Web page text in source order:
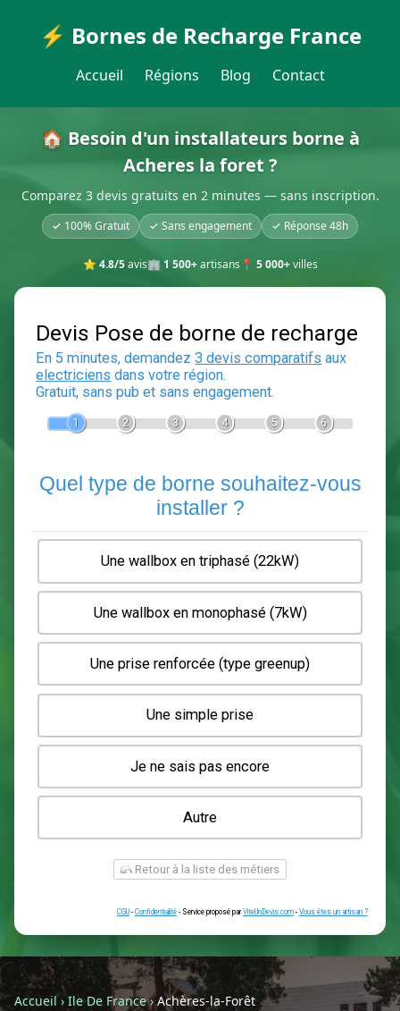
⚡ Bornes de Recharge France
Accueil Régions Blog Contact
🏠 Besoin d'un installateurs borne à
Acheres la foret ?
Comparez 3 devis gratuits en 2 minutes — sans inscription.
✓ 100% Gratuit ✓ Sans engagement ✓ Réponse 48h
⭐ 4.8/5avis🏢 1 500+artisans 📍 5 000+villes
Devis Pose de borne de
En 5 minutes, demandez3 devis comparatifs
Gratuit, sans pub et sans engagement.
2 3 6
Quel type de borne souhaitez-
installer ?
Une wallbox en triphasé (22kW)
Une wallbox en monophasé (7kW)
Une prise renforcée (type greenup)
Une simple prise
Je ne sais pas encore
Autre
Accueil› Ile De France›Achères-la-Forêt